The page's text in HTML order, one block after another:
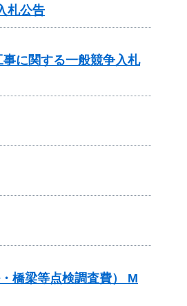
札公告
に関する一般競争入札
橋梁等点検調査費） M